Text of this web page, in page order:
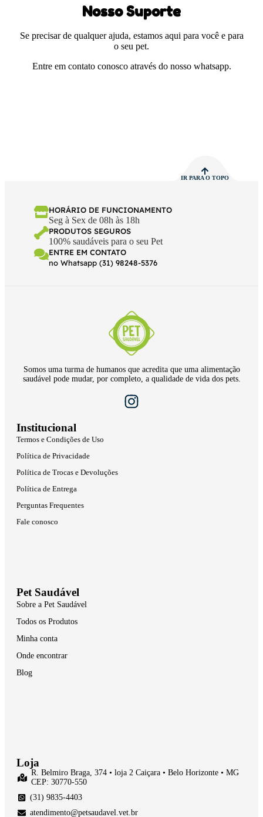
Nosso Suporte
Se precisar de qualquer ajuda, estamos aqui para você e para
o seu pet.
Entre em contato conosco através do nosso whatsapp.
IR PARA O TOPO
HORÁRIO DE FUNCIONAMENTO
Seg à Sex de 08h às 18h
PRODUTOS SEGUROS
100% saudáveis para o seu Pet
ENTRE EM CONTATO
no Whatsapp (31) 98248-5376
Somos uma turma de humanos que acredita que uma alimentação
saudável pode mudar, por completo, a qualidade de vida dos pets.
Institucional
Termos e Condições de Uso
Política de Privacidade
Política de Trocas e Devoluções
Política de Entrega
Perguntas Frequentes
Fale conosco
Pet Saudável
Sobre a Pet Saudável
Todos os Produtos
Minha conta
Onde encontrar
Blog
Loja
R. Belmiro Braga, 374 • loja 2 Caiçara • Belo Horizonte • MG
CEP: 30770-550
(31) 9835-4403
atendimento@petsaudavel.vet.br